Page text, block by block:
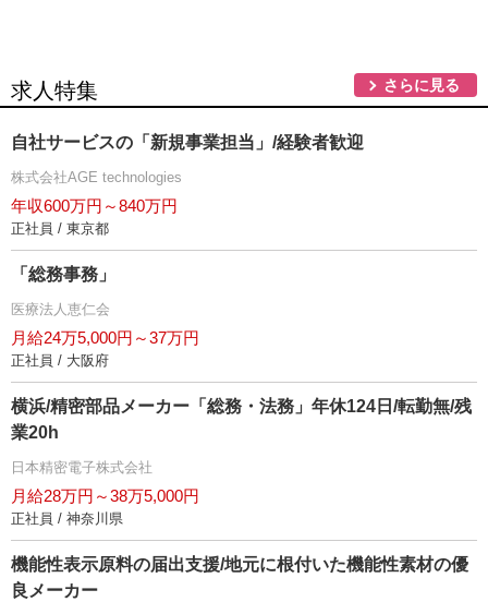
求人特集 さらに見る
自社サービスの「新規事業担当」/経験者歓迎
株式会社AGE technologies
年収600万円～840万円
正社員 / 東京都
「総務事務」
医療法人恵仁会
月給24万5,000円～37万円
正社員 / 大阪府
横浜/精密部品メーカー「総務・法務」年休124日/転勤無/残
業20h
日本精密電子株式会社
月給28万円～38万5,000円
正社員 / 神奈川県
機能性表示原料の届出支援/地元に根付いた機能性素材の優
良メーカー